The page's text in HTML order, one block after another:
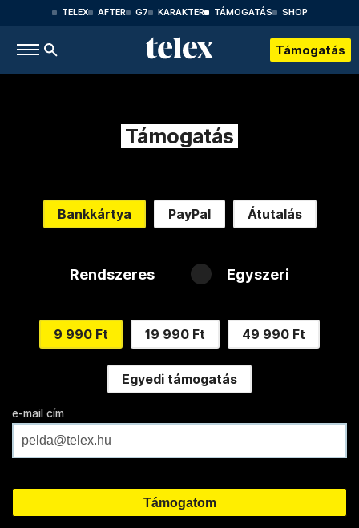
TELEX AFTER G7 KARAKTER TÁMOGATÁS SHOP
Támogatás
Támogatás
Bankkártya PayPal Átutalás
Rendszeres Egyszeri
9 990 Ft 19 990 Ft 49 990 Ft
Egyedi támogatás
e-mail cím